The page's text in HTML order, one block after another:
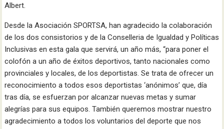
Albert.
Desde la Asociación SPORTSA, han agradecido la colaboración
de los dos consistorios y de la Conselleria de Igualdad y Políticas
Inclusivas en esta gala que servirá, un año más, “para poner el
colofón a un año de éxitos deportivos, tanto nacionales como
provinciales y locales, de los deportistas. Se trata de ofrecer un
reconocimiento a todos esos deportistas ‘anónimos’ que, día
tras día, se esfuerzan por alcanzar nuevas metas y sumar
alegrías para sus equipos. También queremos mostrar nuestro
agradecimiento a todos los voluntarios del deporte que nos